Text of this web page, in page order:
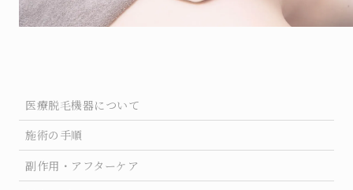
FACIAL
美容点滴・美容注射
医療脱毛機器について
施術の手順
副作用・アフターケア